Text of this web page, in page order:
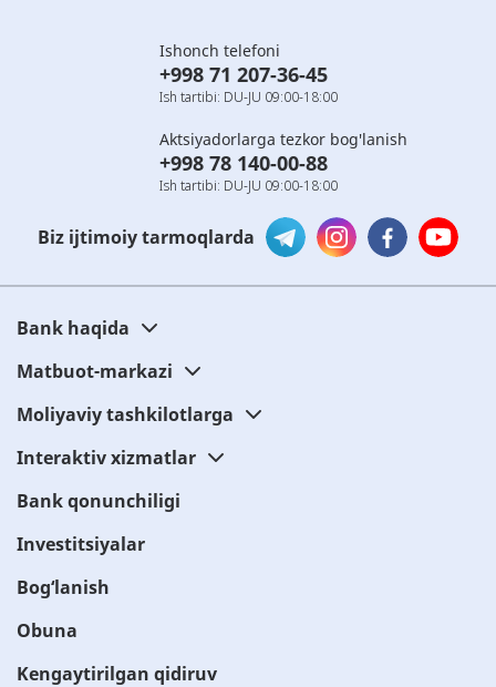
Ishonch telefoni
+998 71 207-36-45
Ish tartibi: DU-JU 09:00-18:00
Aktsiyadorlarga tezkor bog'lanish
+998 78 140-00-88
Ish tartibi: DU-JU 09:00-18:00
Biz ijtimoiy tarmoqlarda
Bank haqida
Matbuot-markazi
Moliyaviy tashkilotlarga
Interaktiv xizmatlar
Bank qonunchiligi
Investitsiyalar
Bog‘lanish
Obuna
Kengaytirilgan qidiruv